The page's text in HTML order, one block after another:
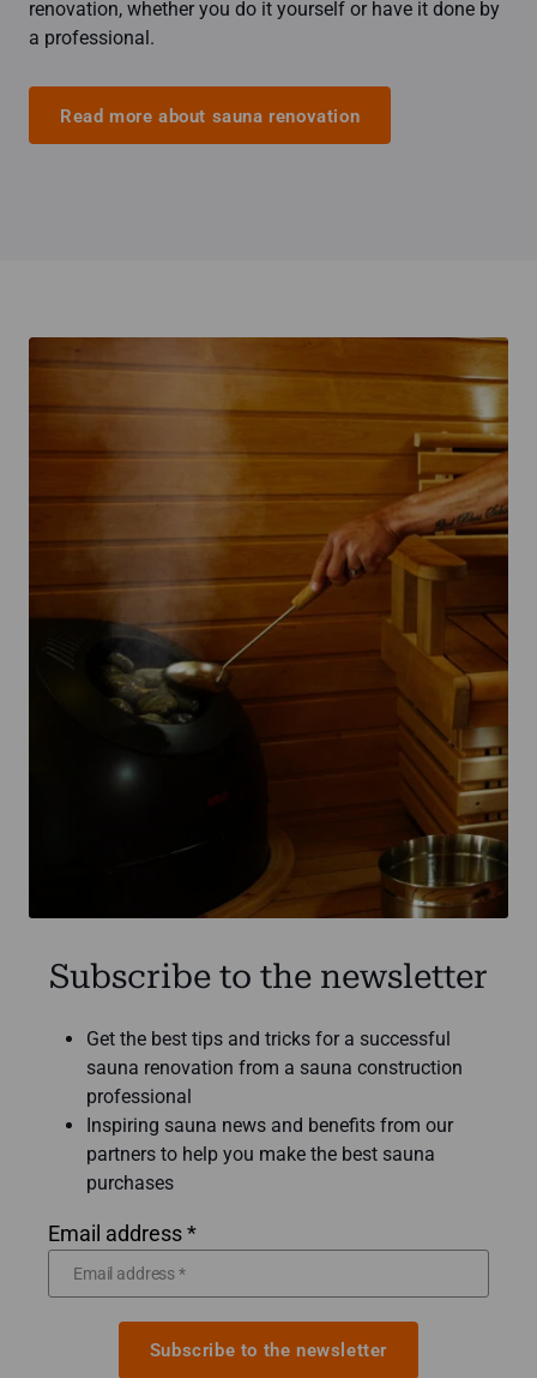
renovation, whether you do it yourself or have it done by
a professional.
Read more about sauna renovation
Subscribe to the newsletter
Get the best tips and tricks for a successful
sauna renovation from a sauna construction
professional
Inspiring sauna news and benefits from our
partners to help you make the best sauna
purchases
Email address *
Subscribe to the newsletter